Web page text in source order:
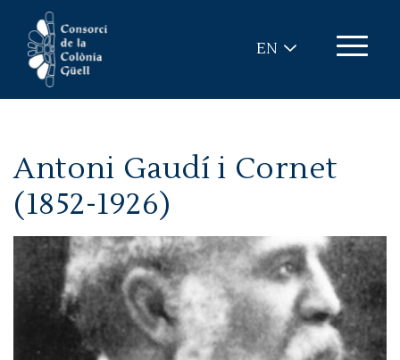
EN
Antoni Gaudí i Cornet
(1852-1926)
Image